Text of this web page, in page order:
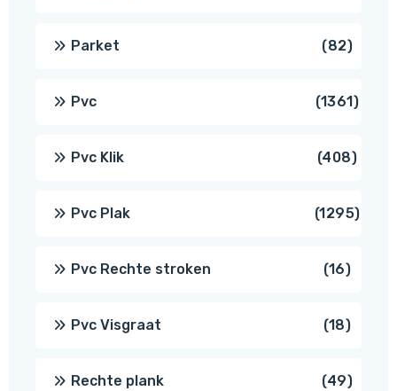
Parket 8282
Pvc 13611361
Pvc Klik 408408
Pvc Plak 12951295
Pvc Rechte stroken 1616
Pvc Visgraat 1818
Rechte plank 4949